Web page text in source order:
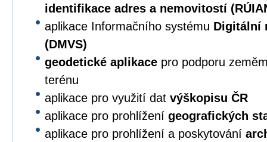
identifikace adres a nemovitostí
aplikace Informačního systému Digitální
(DMVS)
geodetické aplikace pro podporu
terénu
aplikace pro využití dat výškopisu ČR
aplikace pro prohlížení geografických
aplikace pro prohlížení a poskytování